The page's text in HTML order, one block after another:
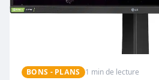
BONS - PLANS 1 min de lecture